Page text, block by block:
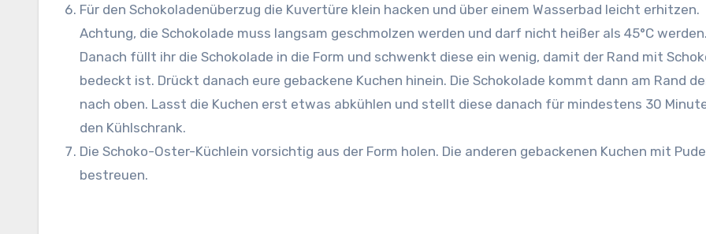
Für den Schokoladenüberzug die Kuvertüre klein hacken und über einem Wasserbad leicht erhitzen.
Achtung, die Schokolade muss langsam geschmolzen werden und darf nicht heißer als 45°C werden.
Danach füllt ihr die Schokolade in die Form und schwenkt diese ein wenig, damit der Rand mit
bedeckt ist. Drückt danach eure gebackene Kuchen hinein. Die Schokolade kommt dann am Rand
nach oben. Lasst die Kuchen erst etwas abkühlen und stellt diese danach für mindestens 30
den Kühlschrank.
Die Schoko-Oster-Küchlein vorsichtig aus der Form holen. Die anderen gebackenen Kuchen mit
bestreuen.